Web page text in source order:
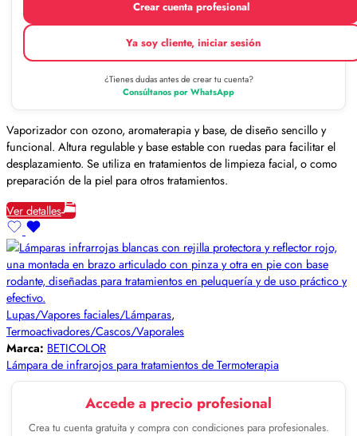
Crear cuenta profesional
Ya soy cliente, iniciar sesión
¿Tienes dudas antes de crear tu cuenta?
Consúltanos por WhatsApp
Vaporizador con ozono, aromaterapia y base, de diseño sencillo y
funcional. Altura regulable y base estable con ruedas para facilitar el
desplazamiento. Se utiliza en tratamientos de limpieza facial, o como
preparación de la piel para otros tratamientos.
Ver detalles
Lupas/Vapores faciales/Lámparas,
Termoactivadores/Cascos/Vaporales
Marca: BETICOLOR
Lámpara de infrarojos para tratamientos de Termoterapia
Accede a precio profesional
Crea tu cuenta gratuita y compra con condiciones para profesionales.